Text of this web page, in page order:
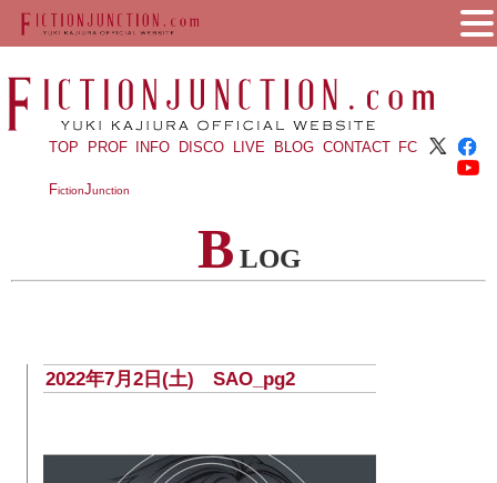
TOP PROF INFO DISCO LIVE BLOG CONTACT FC
FictionJunction
B LOG
2022年7月2日(土) SAO_pg2